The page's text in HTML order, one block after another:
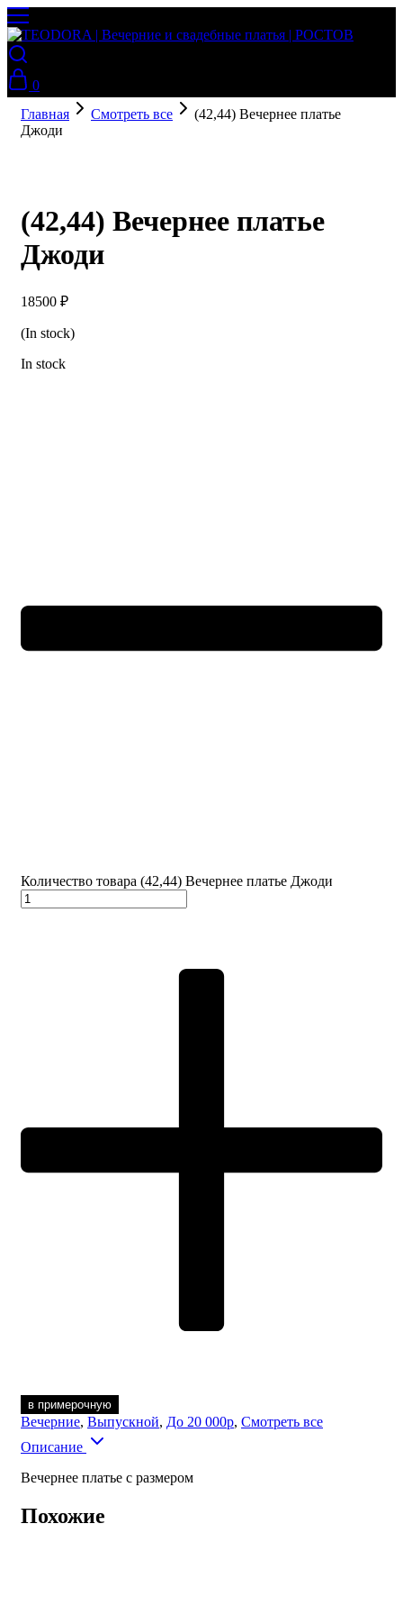
0
Главная
Смотреть все
(42,44) Вечернее платье
Джоди
(42,44) Вечернее платье
Джоди
18500 ₽
(In stock)
In stock
Количество товара (42,44) Вечернее платье Джоди
в примерочную
Вечерние, Выпускной, До 20 000р, Смотреть все
Описание
Вечернее платье с размером
Похожие